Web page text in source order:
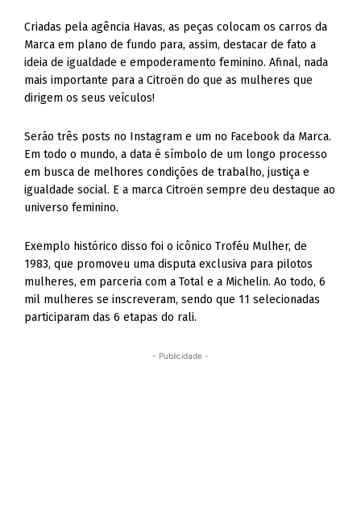
Criadas pela agência Havas, as peças colocam os carros da
Marca em plano de fundo para, assim, destacar de fato a
ideia de igualdade e empoderamento feminino. Afinal, nada
mais importante para a Citroën do que as mulheres que
dirigem os seus veículos!
Serão três posts no Instagram e um no Facebook da Marca.
Em todo o mundo, a data é símbolo de um longo processo
em busca de melhores condições de trabalho, justiça e
igualdade social. E a marca Citroën sempre deu destaque ao
universo feminino.
Exemplo histórico disso foi o icônico Troféu Mulher, de
1983, que promoveu uma disputa exclusiva para pilotos
mulheres, em parceria com a Total e a Michelin. Ao todo, 6
mil mulheres se inscreveram, sendo que 11 selecionadas
participaram das 6 etapas do rali.
- Publicidade -